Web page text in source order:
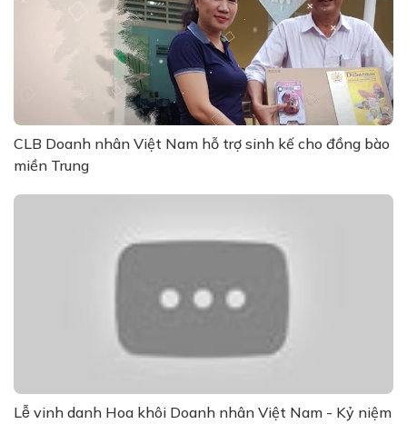
CLB Doanh nhân Việt Nam hỗ trợ sinh kế cho đồng bào
miền Trung
Lễ vinh danh Hoa khôi Doanh nhân Việt Nam - Kỷ niệm